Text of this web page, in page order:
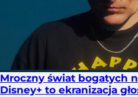
Mroczny świat bogatych
Disney+ to ekranizacja